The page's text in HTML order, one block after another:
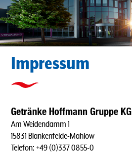
Impressum
Getränke Hoffmann Gruppe KG
Am Weidendamm 1
15831 Blankenfelde-Mahlow
Telefon: +49 (0)337 0855-0